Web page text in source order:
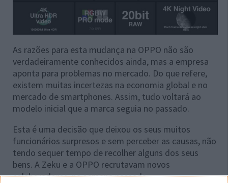
As razões para esta mudança na OPPO não são
verdadeiramente conhecidos ainda, mas a empresa
aponta para problemas no mercado. Do que refere,
existem muitas incertezas na economia global e no
mercado de smartphones. Assim, tudo voltará ao
modelo inicial que a marca seguia no passado.
Esta é uma decisão que deixou os seus muitos
funcionários surpresos e sem perceber as causas, não
tendo sequer tempo de recolher alguns dos seus
bens. A Zeku e a OPPO recrutavam novos
colaboradores, na semana passada.